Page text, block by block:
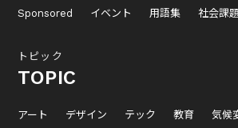
Sponsored
イベント 用語集 社会課
トピック
TOPIC
アート デザイン テック 教育
気候